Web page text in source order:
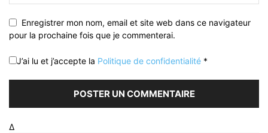
Enregistrer mon nom, email et site web dans ce navigateur
pour la prochaine fois que je commenterai.
J’ai lu et j’accepte la Politique de confidentialité *
Δ